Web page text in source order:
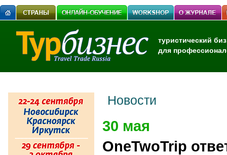
туристический
для
Новости
30 мая
ОneTwoTrip